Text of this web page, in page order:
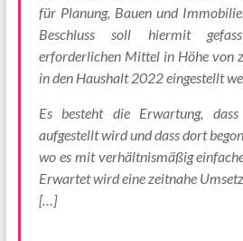
für Planung, Bauen und
Beschluss soll hiermit
erforderlichen Mittel in Höhe von
in den Haushalt 2022 eingestellt
Es besteht die Erwartung,
aufgestellt wird und dass dort
wo es mit verhältnismäßig
Erwartet wird eine zeitnahe
[…]